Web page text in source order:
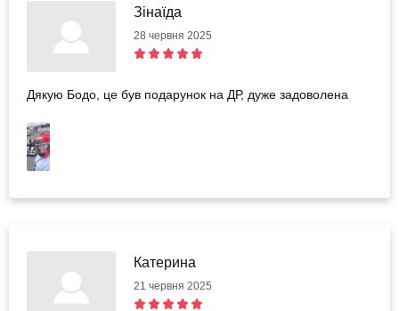
Зінаїда
28 червня 2025
Дякую Бодо, це був подарунок на ДР, дуже задоволена
Катерина
21 червня 2025